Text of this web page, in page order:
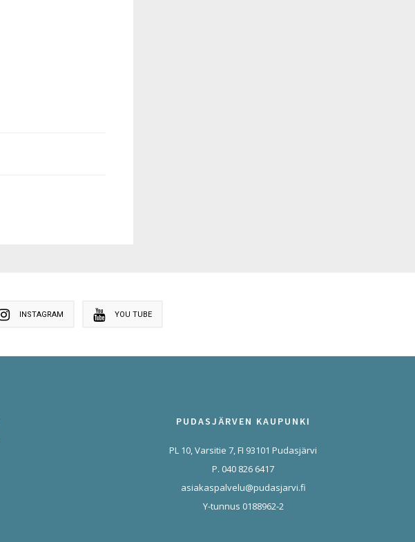
INSTAGRAM YOU TUBE
PUDASJÄRVEN KAUPUNKI
PL 10, Varsitie 7, FI 93101 Pudasjärvi
P. 040 826 6417
asiakaspalvelu@pudasjarvi.fi
Y-tunnus 0188962-2